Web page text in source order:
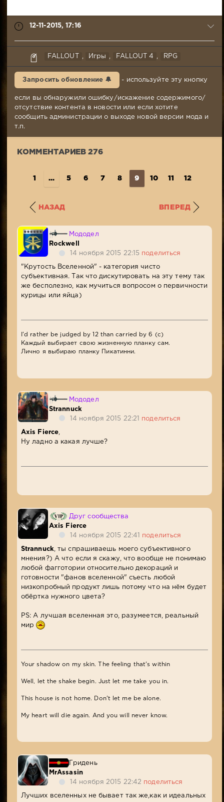
12-11-2015, 17:16
syabr
12-
276
FALLOUT Игры FALLOUT 4 RPG
Запросить обновление 🔔 - используйте эту кнопку
если вы обнаружили ошибку/искажение содержимого/
отсутствие контента в новости или если хотите
сообщить администрации о выходе новой версии мода и
т.п.
КОММЕНТАРИЕВ 276
1 ... 5 6 7 8 9 10 11 12
НАЗАД ВПЕРЕД
Мододел
Rockwell
14 ноября 2015 22:15
поделиться
"Крутость Вселенной" - категория чисто
субъективная. Так что дискутировать на эту тему так
же бесполезно, как мучиться вопросом о первичности
курицы или яйца)
I'd rather be judged by 12 than carried by 6 (c)
Каждый выбирает свою жизненную планку сам.
Лично я выбираю планку Пикатинни.
Мододел
Strannuck
14 ноября 2015 22:21 поделиться
Axis Fierce
Ну ладно а какая лучше?
Друг сообщества
Axis Fierce
14 ноября 2015 22:41 поделиться
Strannuck, ты спрашиваешь моего субъективного
мнения?) А что если я скажу, что вообще не понимаю
любой фагготории относительно декораций и
готовности "фанов вселенной" съесть любой
низкопробный продукт лишь потому что на нём будет
обёртка нужного цвета?
PS: А лучшая вселенная это, разумеется, реальный
мир
Your shadow on my skin. The feeling that's within
Well, let the shake begin. Just let me take you in.
This house is not home. Don't let me be alone.
My heart will die again. And you will never know.
Гридень
MrAssasin
14 ноября 2015 22:42
поделиться
Лучших вселенных не бывает так же,как и идеальных